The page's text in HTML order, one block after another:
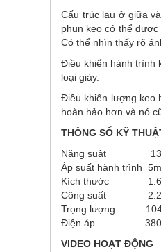
Cấu trúc lau ở giữa
phun keo có thể
Có thể nhìn thấy rõ
Điều khiển hành trình
loại giày.
Điều khiển lượng keo
hoàn hảo hơn và nó
THÔNG SỐ KỸ
Năng suât
Áp suất hành trình
Kích thước
Công suất 2.2
Trọng lượng
Điện áp 380V/
VIDEO HOẠT ĐỘNG